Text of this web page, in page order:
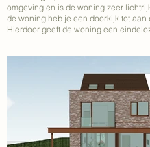
omgeving en is de woning zeer
de woning heb je een doorkijk tot aan
Hierdoor geeft de woning een